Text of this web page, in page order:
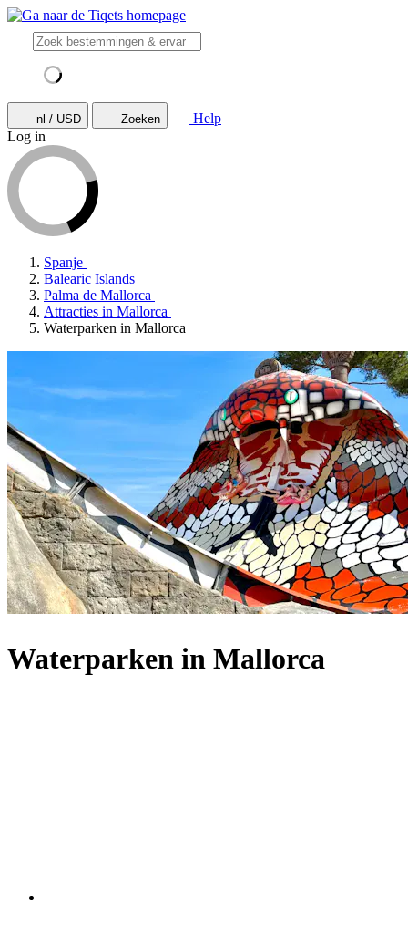
nl / USD Zoeken
Help
Log in
Spanje
Balearic Islands
Palma de Mallorca
Attracties in Mallorca
Waterparken in Mallorca
Waterparken in Mallorca